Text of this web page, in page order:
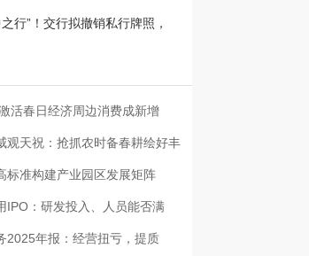
行”！交行拟撤销私行牌照，
活春日经济周边消费成新增
观天祝：抢抓农时备春耕绘好丰
标准构建产业园区发展矩阵
IPO：研发投入、人员能否满
2025年报：经营扭亏，提质